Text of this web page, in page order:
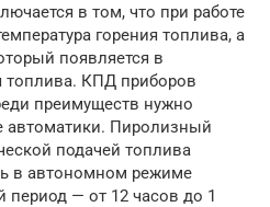
в том, что при работе
горения топлива, а
появляется в
топлива. КПД приборов
преимуществ нужно
автоматики. Пиролизный
подачей топлива
в автономном режиме
период — от 12 часов до 1